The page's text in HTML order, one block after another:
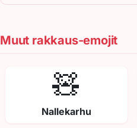
Muut rakkaus-emojit
🧸
Nallekarhu